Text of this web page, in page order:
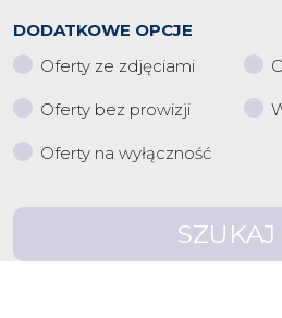
DODATKOWE OPCJE
Oferty ze zdjęciami
Oferty bez prowizji
Oferty na wyłączność
SZUKAJ